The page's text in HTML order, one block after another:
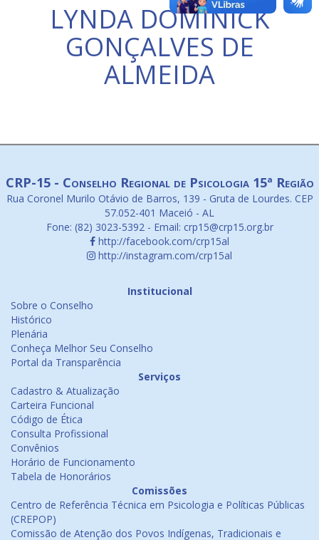
LYNDA DOMINICK
GONÇALVES DE
ALMEIDA
CRP-15 - Conselho Regional de Psicologia 15ª Região
Rua Coronel Murilo Otávio de Barros, 139 - Gruta de Lourdes. CEP
57.052-401 Maceió - AL
Fone: (82) 3023-5392 - Email: crp15@crp15.org.br
http://facebook.com/crp15al
http://instagram.com/crp15al
Institucional
Sobre o Conselho
Histórico
Plenária
Conheça Melhor Seu Conselho
Portal da Transparência
Serviços
Cadastro & Atualização
Carteira Funcional
Código de Ética
Consulta Profissional
Convênios
Horário de Funcionamento
Tabela de Honorários
Comissões
Centro de Referência Técnica em Psicologia e Políticas Públicas
(CREPOP)
Comissão de Atenção dos Povos Indígenas, Tradicionais e